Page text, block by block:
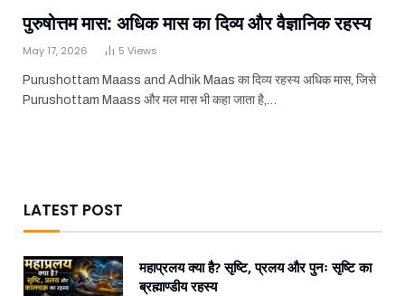
पुरुषोत्तम मास: अधिक मास का दिव्य और वैज्ञानिक रहस्य
May 17, 2026 5 Views
Purushottam Maass and Adhik Maas का दिव्य रहस्य अधिक मास, जिसे
Purushottam Maass और मल मास भी कहा जाता है,…
LATEST POST
महाप्रलय क्या है? सृष्टि, प्रलय और पुनः सृष्टि का
ब्रह्माण्डीय रहस्य